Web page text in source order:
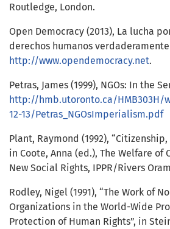
Routledge, London.
Open Democracy (2013), La lucha
derechos humanos
http://www.opendemocracy.net.
Petras, James (1999), NGOs: In the
http://hmb.utoronto.ca/HMB303H/
12-13/Petras_NGOsImperialism.pdf
Plant, Raymond (1992),
in Coote, Anna (ed.), The Welfare of
New Social Rights, IPPR/Rivers
Rodley, Nigel (1991), “The Work of
Organizations in the World-Wide
Protection of Human Rights”, in